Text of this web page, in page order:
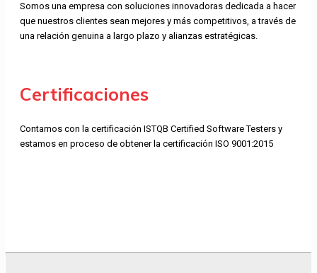
Somos una empresa con soluciones innovadoras dedicada a hacer
que nuestros clientes sean mejores y más competitivos, a través de
una relación genuina a largo plazo y alianzas estratégicas.
Certificaciones
Contamos con la certificación ISTQB Certified Software Testers y
estamos en proceso de obtener la certificación ISO 9001:2015